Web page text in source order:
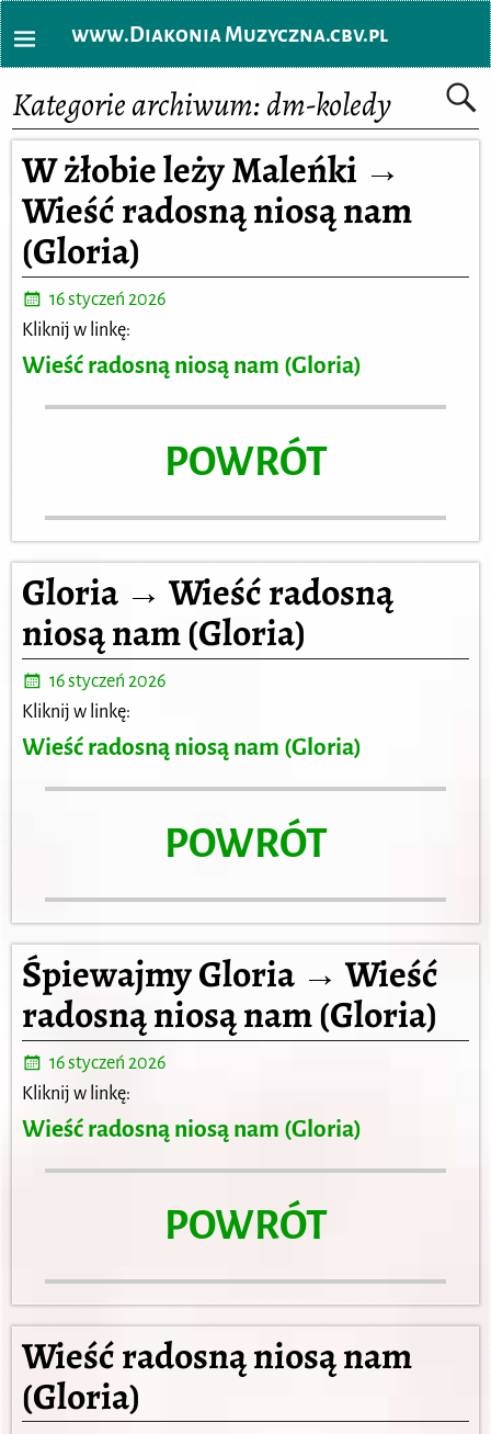
www.Diakonia Muzyczna.cbv.pl
Kategorie archiwum:dm-koledy
W żłobie leży Maleńki →
Wieść radosną niosą nam
(Gloria)
16 styczeń 2026
Kliknij w linkę:
Wieść radosną niosą nam (Gloria)
POWRÓT
Gloria → Wieść radosną
niosą nam (Gloria)
16 styczeń 2026
Kliknij w linkę:
Wieść radosną niosą nam (Gloria)
POWRÓT
Śpiewajmy Gloria → Wieść
radosną niosą nam (Gloria)
16 styczeń 2026
Kliknij w linkę:
Wieść radosną niosą nam (Gloria)
POWRÓT
Wieść radosną niosą nam
(Gloria)